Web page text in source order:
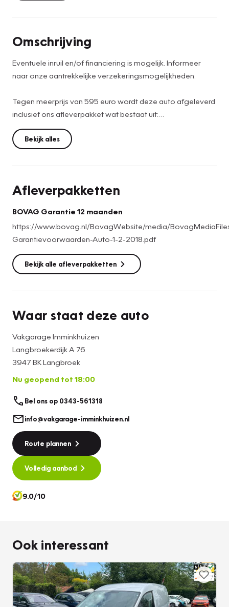
Omschrijving
Eventuele inruil en/of financiering is mogelijk. Informeer
naar onze aantrekkelijke verzekeringsmogelijkheden.
Tegen meerprijs van 595 euro wordt deze auto afgeleverd
inclusief ons afleverpakket wat bestaat uit:
-Poetsbeurt
-Servicebeurt conform fabrieksopgave
-12 maanden Vakgarage Pechhulp inclusief Europadekking
Bekijk alles
Afleverpakketten
BOVAG Garantie 12 maanden
https://www.bovag.nl/BovagWebsite/media/
Garantievoorwaarden-Auto-1-2-2018.pdf
Bekijk alle afleverpakketten
Waar staat deze auto
Vakgarage Imminkhuizen
Langbroekerdijk A 76
3947 BK Langbroek
Nu geopend tot 18:00
Bel ons op 0343-561318
info@vakgarage-imminkhuizen.nl
Route plannen
Volledig aanbod
9.0/10
Ook interessant